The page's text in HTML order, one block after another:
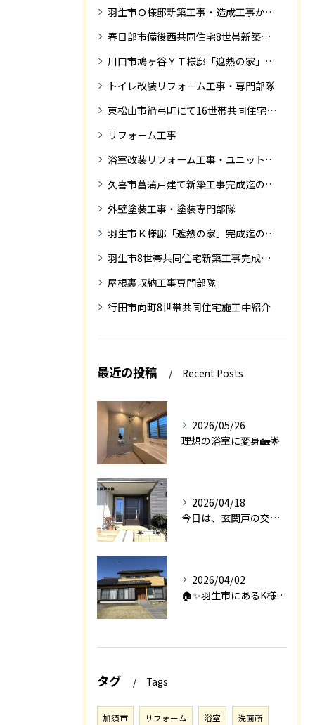
羽生市Ｏ様邸新築工事・造成工事から住宅完成までの紹介
春日部市備後西共同住宅8世帯新築工事完成迄の紹介です。
川口市鳩ヶ谷ＹＴ様邸「遮熱の家」工事状況
トイレ改装リフォーム工事・専門部隊
東松山市箭弓町にて16世帯共同住宅新築工事完成迄の紹介です。
リフォーム工事
浴室改装リフォーム工事・ユニットバス専門部隊
久喜市菖蒲戸建て新築工事完成迄の紹介
外壁塗装工事・塗装専門部隊
羽生市Ｋ様邸「遮熱の家」完成迄の紹介です
羽生市8世帯共同住宅新築工事完成迄の紹介
屋根裏収納工事専門部隊
行田市向町8世帯共同住宅施工中紹介
最近の投稿 Recent Posts
2026/05/26
理想の浴室に変身🏡🌟
2026/04/18
今日は、玄関戸の交換工事をご紹介します🚪✨。
2026/04/02
🏠✨羽生市にあるK様邸は、2008年に㈱エアロックで新築され...
タグ Tags
加須市 リフォーム 浴室 洗面所